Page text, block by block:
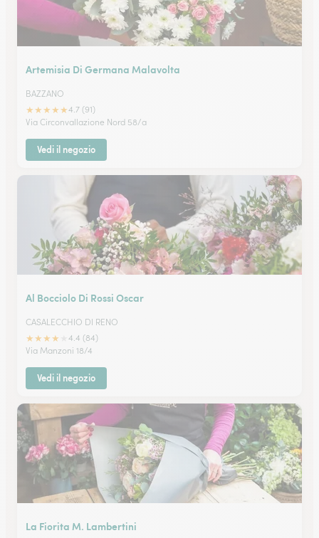
Artemisia Di Germana Malavolta
BAZZANO
★★★★★4.7 (91)
Via Circonvallazione Nord 58/a
Vedi il negozio
Al Bocciolo Di Rossi Oscar
CASALECCHIO DI RENO
★★★★
4.4 (84)
Via Manzoni 18/4
Vedi il negozio
La Fiorita M. Lambertini